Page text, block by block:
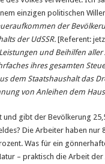
einzigen politischen
der
der UdSSR. [Referent:
und Beihilfen
ihres gesamten
dem Staatshaushalt das
von Anleihen dem
und gibt der Bevölkerung
Die Arbeiter haben nur
Was für ein
– praktisch die Arbeit